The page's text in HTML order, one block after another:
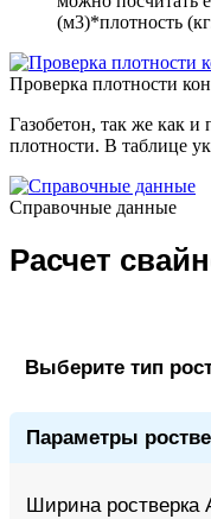
(м3)*плотность
Проверка плотности
Газобетон, так же как
плотности. В таблице
Справочные данные
Расчет
Выберите тип
Параметры
Ширина ростверка